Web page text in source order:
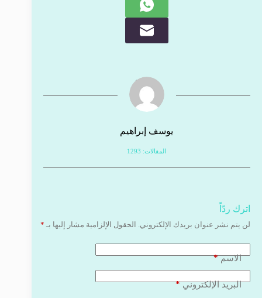
يوسف إبراهيم
المقالات: 1293
اترك ردّاً
لن يتم نشر عنوان بريدك الإلكتروني. الحقول الإلزامية مشار إليها بـ *
الاسم*
البريد الإلكتروني*